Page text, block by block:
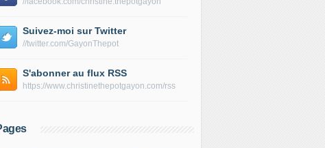
Suivez-moi sur Twitter
//twitter.com/GayonThepot
S'abonner au flux RSS
https://www.christinethepotgayon.com/rss